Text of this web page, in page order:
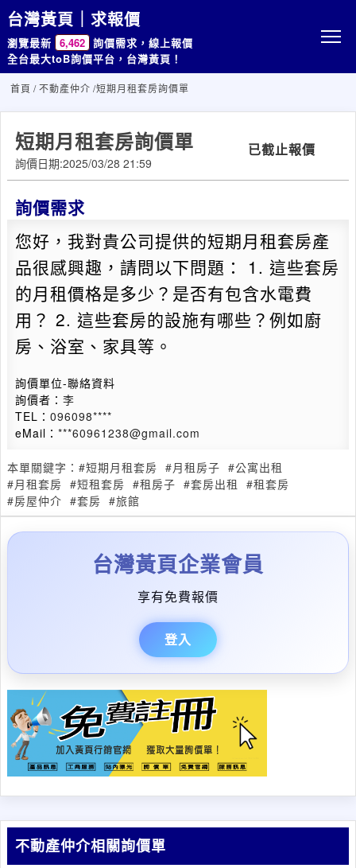
台灣黃頁｜求報價
瀏覽最新 6,462 詢價需求，線上報價
全台最大toB詢價平台，台灣黃頁！
首頁 /不動產仲介 /短期月租套房詢價單
短期月租套房詢價單
詢價日期:2025/03/28 21:59
已截止報價
詢價需求
您好，我對貴公司提供的短期月租套房產
品很感興趣，請問以下問題： 1. 這些套房
的月租價格是多少？是否有包含水電費
用？ 2. 這些套房的設施有哪些？例如廚
房、浴室、家具等。
詢價單位-聯絡資料
詢價者： 李
TEL： 096098****
eMail： ***60961238@gmail.com
本單關鍵字： #短期月租套房 #月租房子 #公寓出租
#月租套房 #短租套房 #租房子 #套房出租
#租套房
#房屋仲介 #套房 #旅館
台灣黃頁企業會員
享有免費報價
登入
不動產仲介相關詢價單